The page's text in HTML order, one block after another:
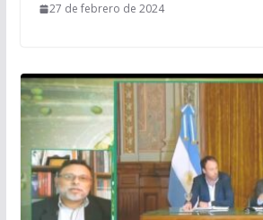
27 de febrero de 2024